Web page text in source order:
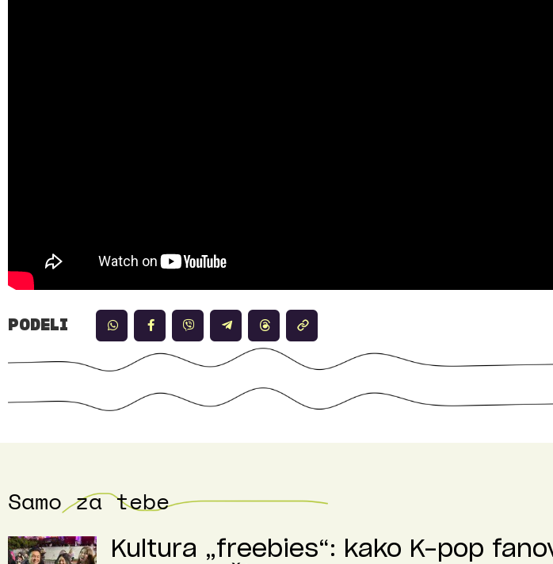
PODELI
Samo za tebe
Kultura „freebies“: kako K-pop